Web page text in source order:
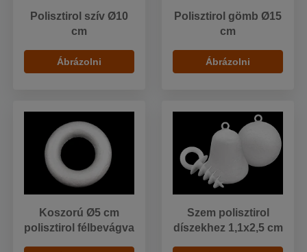
Polisztirol szív Ø10
cm
Ábrázolni
Polisztirol gömb Ø15
cm
Ábrázolni
Koszorú Ø5 cm
polisztirol félbevágva
Szem polisztirol
díszekhez 1,1x2,5 cm